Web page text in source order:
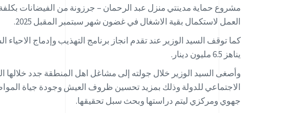
العمل لاستكمال بقية الاشغال في غضون شهر سبتمبر المقبل 2025.
كما توقف السيد الوزير عند تقدم انجاز برنامج التهذيب وإدماج الاحياء
يناهز 6.5 مليون دينار.
وأصغى السيد الوزير خلال جولته إلى مشاغل اهل المنطقة جدد خلالها
الاجتماعي للدولة وذلك بمزيد تحسين ظروف العيش وجودة جياة
جهوي ومركزي ليتم دراستها وبحث سبل تحقيقها.